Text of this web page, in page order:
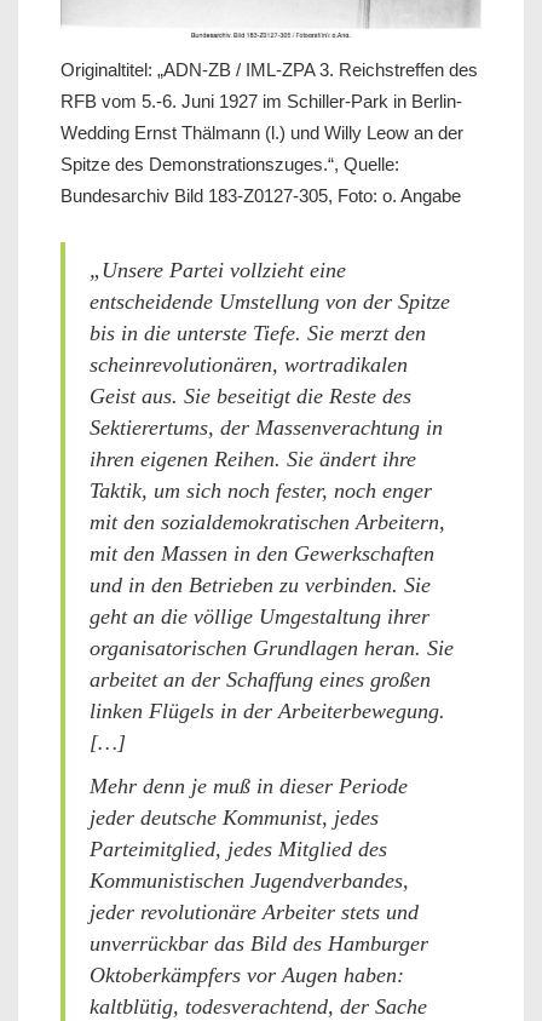
Originaltitel: „ADN-ZB / IML-ZPA 3. Reichstreffen des
RFB vom 5.-6. Juni 1927 im Schiller-Park in Berlin-
Wedding Ernst Thälmann (l.) und Willy Leow an der
Spitze des Demonstrationszuges.“, Quelle:
Bundesarchiv Bild 183-Z0127-305, Foto: o. Angabe
„Unsere Partei vollzieht eine
entscheidende Umstellung von der Spitze
bis in die unterste Tiefe. Sie merzt den
scheinrevolutionären, wortradikalen
Geist aus. Sie beseitigt die Reste des
Sektierertums, der Massenverachtung in
ihren eigenen Reihen. Sie ändert ihre
Taktik, um sich noch fester, noch enger
mit den sozialdemokratischen Arbeitern,
mit den Massen in den Gewerkschaften
und in den Betrieben zu verbinden. Sie
geht an die völlige Umgestaltung ihrer
organisatorischen Grundlagen heran. Sie
arbeitet an der Schaffung eines großen
linken Flügels in der Arbeiterbewegung.
[…]
Mehr denn je muß in dieser Periode
jeder deutsche Kommunist, jedes
Parteimitglied, jedes Mitglied des
Kommunistischen Jugendverbandes,
jeder revolutionäre Arbeiter stets und
unverrückbar das Bild des Hamburger
Oktoberkämpfers vor Augen haben:
kaltblütig, todesverachtend, der Sache